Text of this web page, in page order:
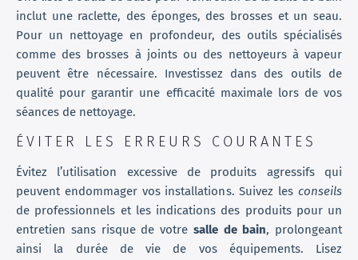
inclut une raclette, des éponges, des brosses et un seau.
Pour un nettoyage en profondeur, des outils spécialisés
comme des brosses à joints ou des nettoyeurs à vapeur
peuvent être nécessaire. Investissez dans des outils de
qualité pour garantir une efficacité maximale lors de vos
séances de nettoyage.
ÉVITER LES ERREURS COURANTES
Évitez l’utilisation excessive de produits agressifs qui
peuvent endommager vos installations. Suivez les conseils
de professionnels et les indications des produits pour un
entretien sans risque de votre salle de bain, prolongeant
ainsi la durée de vie de vos équipements. Lisez